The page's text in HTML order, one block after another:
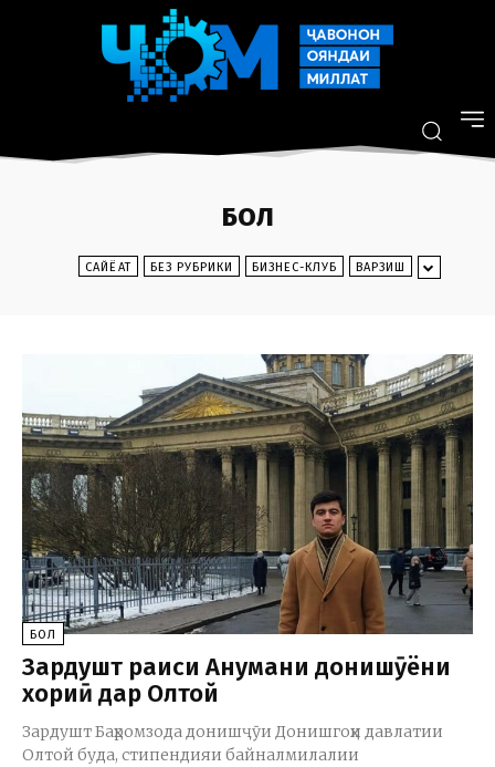
БОЛ
CАЙЁҲАТ БЕЗ РУБРИКИ БИЗНЕС-КЛУБ ВАРЗИШ
БОЛ
Зардушт раиси Анҷумани донишҷӯёни
хориҷӣ дар Олтой
Зардушт Баҳромзода донишҷӯи Донишгоҳи давлатии
Олтой буда, стипендияи байналмилалии